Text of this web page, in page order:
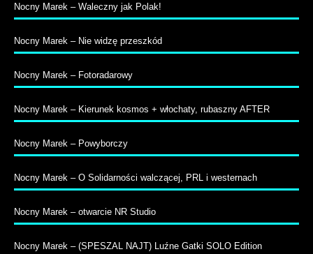
Nocny Marek – Waleczny jak Polak!
Nocny Marek – Nie widzę przeszkód
Nocny Marek – Fotoradarowy
Nocny Marek – Kierunek kosmos + włochaty, rubaszny AFTER
Nocny Marek – Powyborczy
Nocny Marek – O Solidarności walczącej, PRL i westernach
Nocny Marek – otwarcie NR Studio
Nocny Marek – (SPESZAL NAJT) Luźne Gatki SOLO Edition